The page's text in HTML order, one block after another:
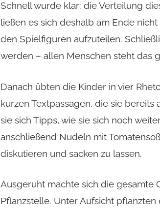
Schnell wurde klar: die Verteilung
ließen es sich deshalb am Ende
den Spielfiguren aufzuteilen.
werden – allen Menschen steht das
Danach übten die Kinder in vier
kurzen Textpassagen, die sie
sie sich Tipps, wie sie sich noch
anschließend Nudeln mit
diskutieren und sacken zu lassen.
Ausgeruht machte sich die gesamte
Pflanzstelle. Unter Aufsicht pflanzten